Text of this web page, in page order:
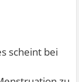
scheint bei